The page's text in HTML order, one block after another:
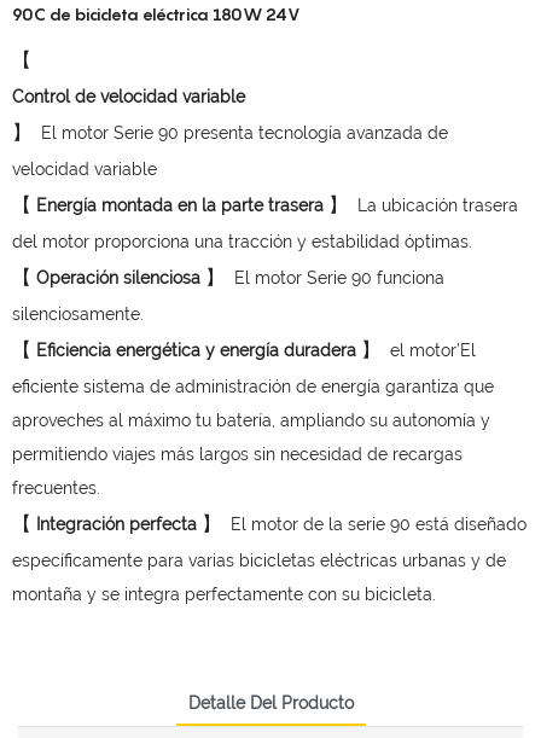
90C de bicicleta eléctrica 180W 24V
【
】
El motor Serie 90 presenta tecnología avanzada de
velocidad variable
【 Energía montada en la parte trasera 】
La ubicación trasera
del motor proporciona una tracción y estabilidad óptimas.
【 Operación silenciosa 】
El motor Serie 90 funciona
silenciosamente.
【 Eficiencia energética y energía duradera 】
el motor’El
eficiente sistema de administración de energía garantiza que
aproveches al máximo tu batería, ampliando su autonomía y
permitiendo viajes más largos sin necesidad de recargas
frecuentes.
【 Integración perfecta 】
El motor de la serie 90 está diseñado
específicamente para varias bicicletas eléctricas urbanas y de
montaña y se integra perfectamente con su bicicleta.
Detalle Del Producto